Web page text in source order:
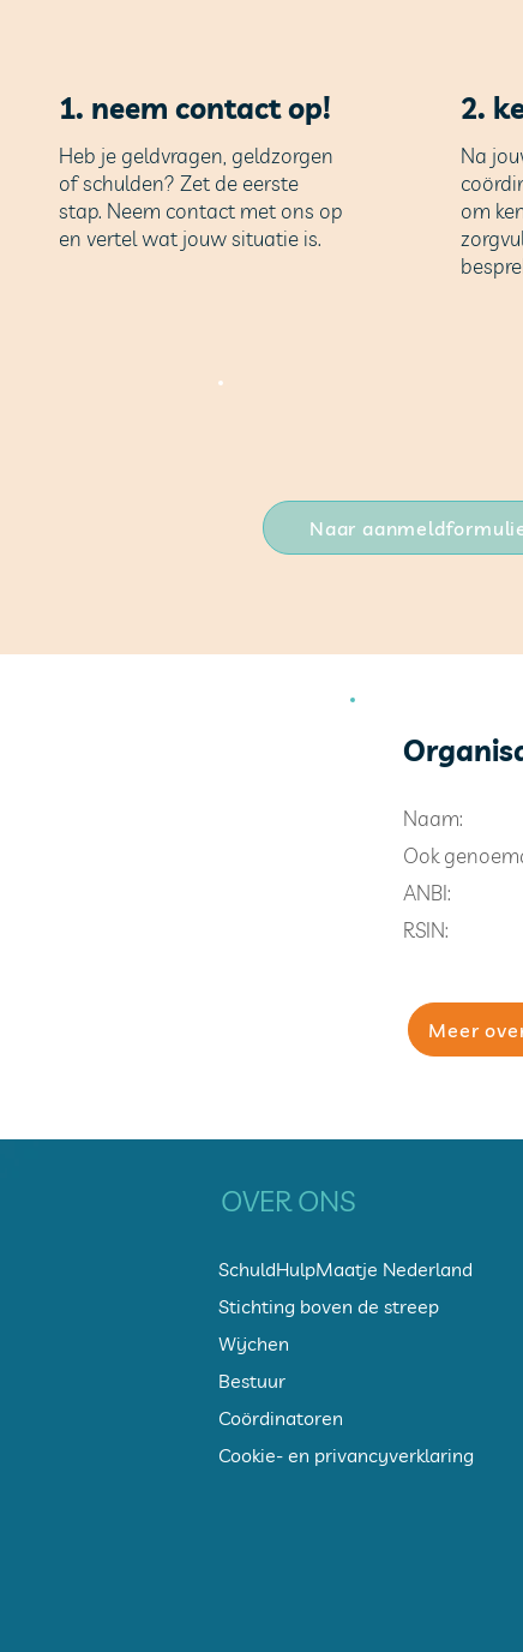
1. neem contact op!
Heb je geldvragen, geldzorgen
of schulden? Zet de eerste
stap. Neem contact met ons op
en vertel wat jouw situatie is.
2.
Na
om
Naar
Naam:
Ook
ANBI:
RSIN:
Meer
OVER ONS
SchuldHulpMaatje Nederland
Stichting boven de streep
Wijchen
Bestuur
Coördinatoren
Cookie- en privancyverklaring